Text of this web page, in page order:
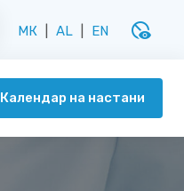
МК AL EN disabled_visible
Календар на настани